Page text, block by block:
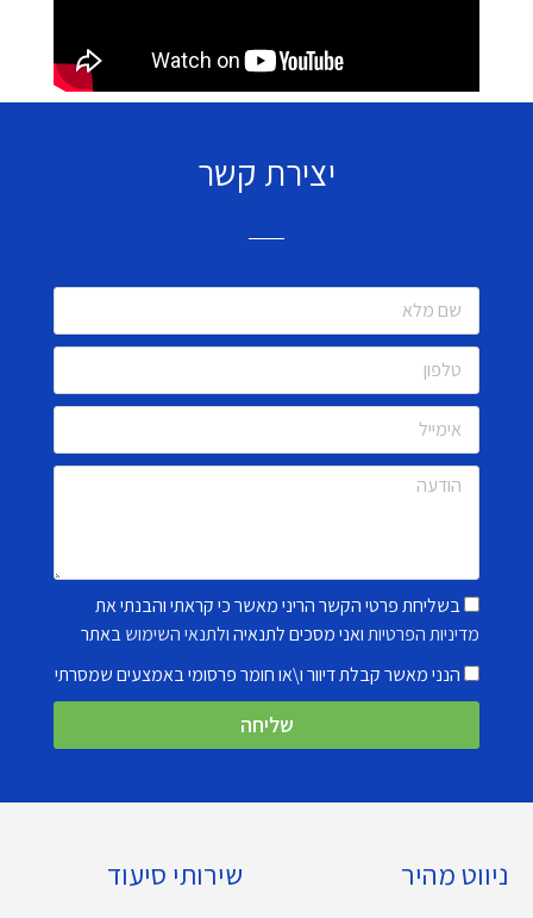
יצירת קשר
בשליחת פרטי הקשר הריני מאשר כי קראתי והבנתי את
מדיניות הפרטיותואני מסכים לתנאיהולתנאי השימושבאתר
הנני מאשר קבלת דיוור ו\או חומר פרסומי באמצעים שמסרתי
שליחה
ניווט מהיר שירותי סיעוד